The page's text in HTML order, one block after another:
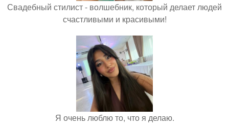
Свадебный стилист - волшебник, который делает людей
счастливыми и красивыми!
Я очень люблю то, что я делаю.